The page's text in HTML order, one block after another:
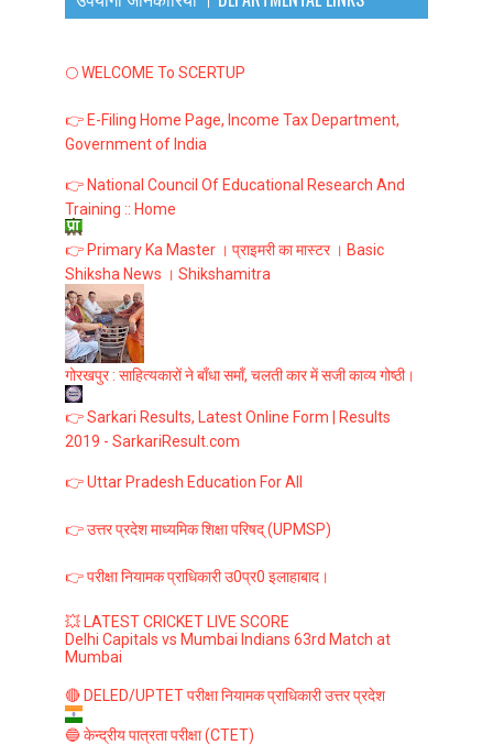
🌕 WELCOME To SCERTUP
👉 E-Filing Home Page, Income Tax Department,
Government of India
👉 National Council Of Educational Research And
Training :: Home
👉 Primary Ka Master । प्राइमरी का मास्टर । Basic
Shiksha News । Shikshamitra
गोरखपुर : साहित्यकारों ने बाँधा समाँ, चलती कार में सजी काव्य गोष्ठी।
👉 Sarkari Results, Latest Online Form | Results
2019 - SarkariResult.com
👉 Uttar Pradesh Education For All
👉 उत्तर प्रदेश माध्यमिक शिक्षा परिषद् (UPMSP)
👉 परीक्षा नियामक प्राधिकारी उ0प्र0 इलाहाबाद।
💥 LATEST CRICKET LIVE SCORE
Delhi Capitals vs Mumbai Indians 63rd Match at
Mumbai
🔴 DELED/UPTET परीक्षा नियामक प्राधिकारी उत्तर प्रदेश
🔵 केन्द्रीय पात्रता परीक्षा (CTET)